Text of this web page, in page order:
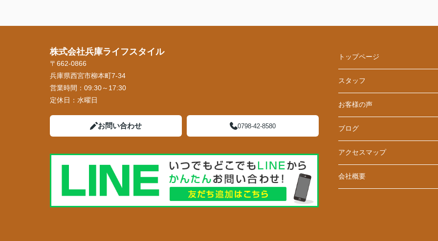
株式会社兵庫ライフスタイル
〒662-0866
兵庫県西宮市柳本町7-34
営業時間： 09:30～17:30
定休日： 水曜日
お問い合わせ 0798-42-8580
トップページ
スタッフ
お客様の声
ブログ
アクセスマップ
会社概要